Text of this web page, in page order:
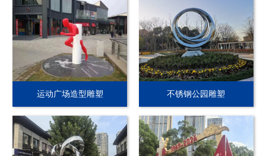
运动广场造型雕塑 不锈钢公园雕塑